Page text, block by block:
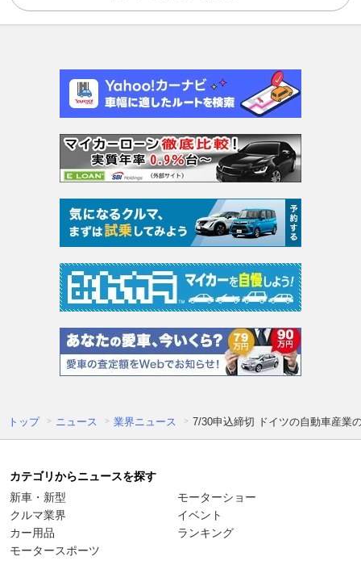
トップ ニュース 業界ニュース 7/30申込締切 ドイツの自動車産業
カテゴリからニュースを探す
新車・新型
クルマ業界
カー用品
モータースポーツ
モーターショー
イベント
ランキング